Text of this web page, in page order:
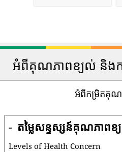
អំពីគុណភាពខ្យល់ និងកា
អំពីកម្រិតគុណ
- តម្លៃសន្ទស្សន៍គុណភាព
Levels of Health Concern